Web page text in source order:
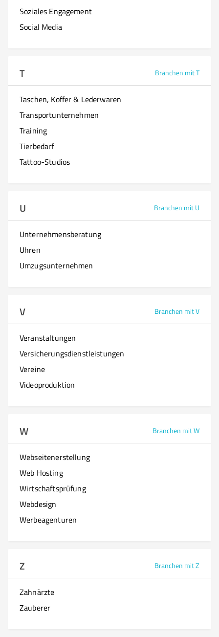
Soziales Engagement
Social Media
T Branchen mit T
Taschen, Koffer & Lederwaren
Transportunternehmen
Training
Tierbedarf
Tattoo-Studios
U Branchen mit U
Unternehmensberatung
Uhren
Umzugsunternehmen
V Branchen mit V
Veranstaltungen
Versicherungsdienstleistungen
Vereine
Videoproduktion
W Branchen mit W
Webseitenerstellung
Web Hosting
Wirtschaftsprüfung
Webdesign
Werbeagenturen
Z Branchen mit Z
Zahnärzte
Zauberer